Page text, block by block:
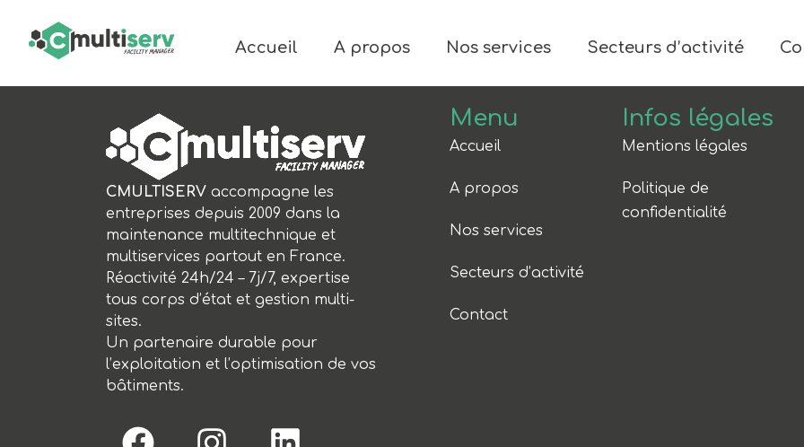
Accueil A propos Nos services Secteurs d’activité
CMULTISERV accompagne les
entreprises depuis 2009 dans la
maintenance multitechnique et
multiservices partout en France.
Réactivité 24h/24 – 7j/7, expertise
tous corps d’état et gestion multi-
sites.
Un partenaire durable pour
l’exploitation et l’optimisation de vos
bâtiments.
Menu
Accueil
A propos
Nos services
Secteurs d’activité
Contact
Infos légales
Mentions légales
Politique de
confidentialité